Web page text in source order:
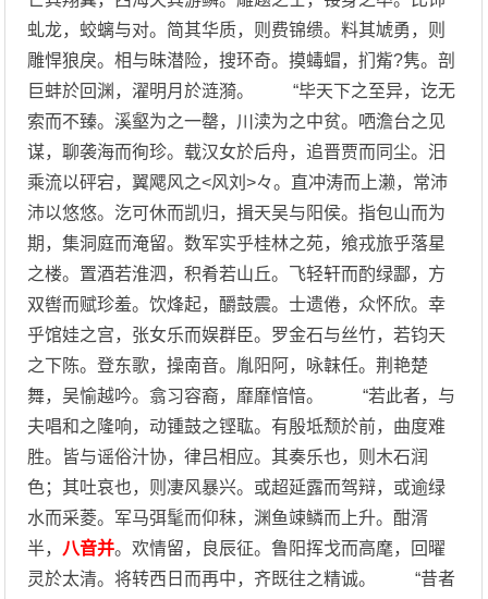
虬龙，蛟螭与对。简其华质，则费锦缋。料其虓勇，则
雕悍狼戾。相与昧潜险，搜环奇。摸蝳蝐，扪觜?隽。剖
巨蚌於回渊，濯明月於涟漪。 “毕天下之至异，讫无
索而不臻。溪壑为之一罄，川渎为之中贫。哂澹台之见
谋，聊袭海而徇珍。载汉女於后舟，追晋贾而同尘。汨
乘流以砰宕，翼飔风之<风刘>々。直冲涛而上濑，常沛
沛以悠悠。汔可休而凯归，揖天吴与阳侯。指包山而为
期，集洞庭而淹留。数军实乎桂林之苑，飨戎旅乎落星
之楼。置酒若淮泗，积肴若山丘。飞轻轩而酌绿酃，方
双辔而赋珍羞。饮烽起，釂鼓震。士遗倦，众怀欣。幸
乎馆娃之宫，张女乐而娱群臣。罗金石与丝竹，若钧天
之下陈。登东歌，操南音。胤阳阿，咏韎任。荆艳楚
舞，吴愉越吟。翕习容裔，靡靡愔愔。 “若此者，与
夫唱和之隆响，动锺鼓之铿耾。有殷坻颓於前，曲度难
胜。皆与谣俗汁协，律吕相应。其奏乐也，则木石润
色；其吐哀也，则凄风暴兴。或超延露而驾辩，或逾绿
水而采菱。军马弭髦而仰秣，渊鱼竦鳞而上升。酣湑
半， 八音并。欢情留，良辰征。鲁阳挥戈而高麾，回曜
灵於太清。将转西日而再中，齐既往之精诚。 “昔者